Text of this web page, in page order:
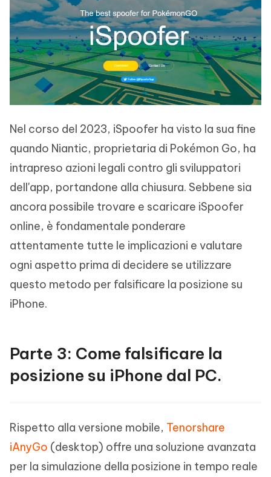
Nel corso del 2023, iSpoofer ha visto la sua fine
quando Niantic, proprietaria di Pokémon Go, ha
intrapreso azioni legali contro gli sviluppatori
dell'app, portandone alla chiusura. Sebbene sia
ancora possibile trovare e scaricare iSpoofer
online, è fondamentale ponderare
attentamente tutte le implicazioni e valutare
ogni aspetto prima di decidere se utilizzare
questo metodo per falsificare la posizione su
iPhone.
Parte 3: Come falsificare la
posizione su iPhone dal PC.
Rispetto alla versione mobile, Tenorshare
iAnyGo (desktop) offre una soluzione avanzata
per la simulazione della posizione in tempo reale